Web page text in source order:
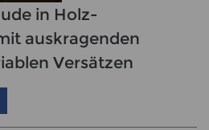
in Holz-
auskragenden
Versätzen